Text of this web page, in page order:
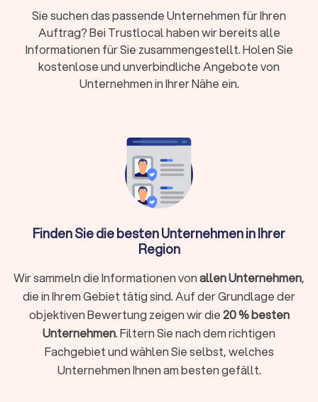
komplexe Projekte 4-8 Wochen
Freelancer oder Agentur:Freelancer für kleinere
Projekte und direkten Kontakt, Agentur für
umfangreiche Shops und Teams
Beliebte Systeme:WordPress und Webflow für
Trustlocal hilft: Vergleichen Sie bis zu vier
Angebote, prüfen Sie Portfolios und
Bewertungen transparent
Was macht ein professioneller
Ein Webdesigner gestaltet, entwickelt und optimiert
Websites, damit sie technisch funktionieren, visuell
überzeugen und bei Google gefunden werden. Er verbindet
Design mit Strategie, Nutzerführung und technischer
Umsetzung.
Ein professioneller Webdesigner in Aschaffenburg kennt
lokale Märkte, rechtliche Anforderungen wie Impressum und
Sie suchen das passende Unternehmen für Ihren
Auftrag? Bei Trustlocal haben wir bereits alle
Informationen für Sie zusammengestellt. Holen Sie
kostenlose und unverbindliche Angebote von
Unternehmen in Ihrer Nähe ein.
Finden Sie die besten Unternehmen in Ihrer
Region
Wir sammeln die Informationen vonallen Unternehmen,
die in Ihrem Gebiet tätig sind. Auf der Grundlage der
objektiven Bewertung zeigen wir die20 % besten
Unternehmen. Filtern Sie nach dem richtigen
Fachgebiet und wählen Sie selbst, welches
Unternehmen Ihnen am besten gefällt.